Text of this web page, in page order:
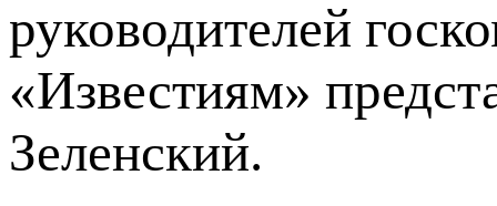
руководителей
«Известиям»
Зеленский.